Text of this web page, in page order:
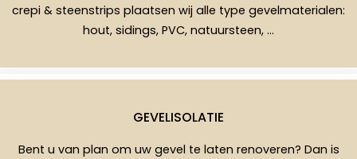
crepi & steenstrips plaatsen wij alle type gevelmaterialen:
hout, sidings, PVC, natuursteen, …
GEVELISOLATIE
Bent u van plan om uw gevel te laten renoveren? Dan is